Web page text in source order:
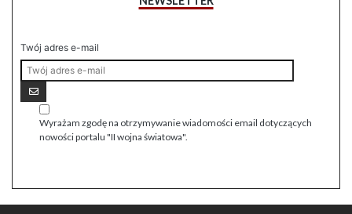
Twój adres e-mail
Wyrażam zgodę na otrzymywanie wiadomości email dotyczących
nowości portalu "II wojna światowa".